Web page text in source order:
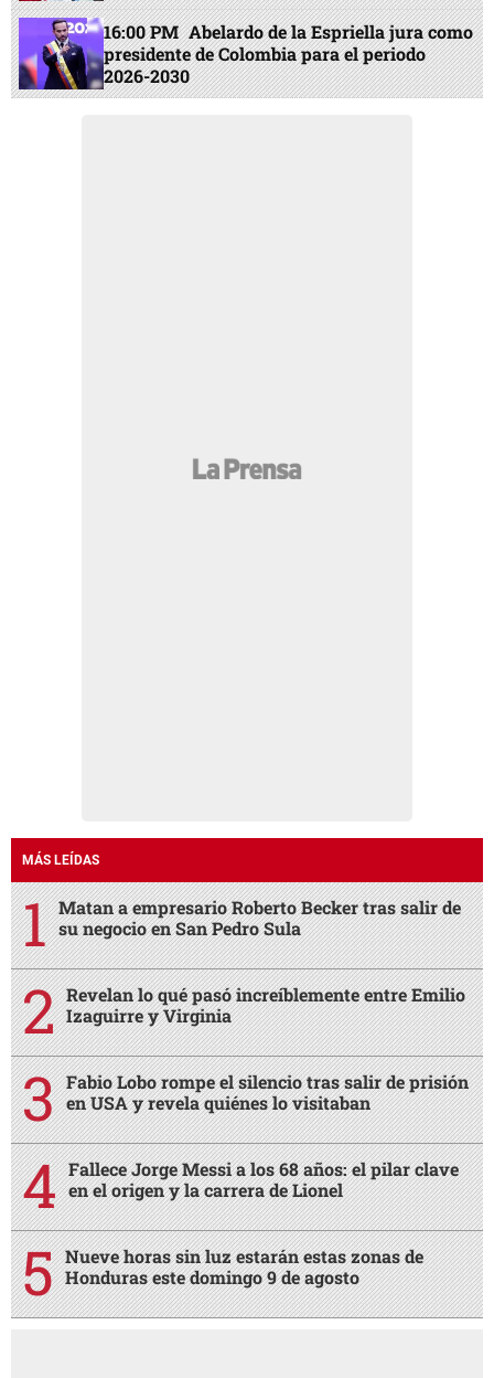
16:00 PM Abelardo de la Espriella jura como
presidente de Colombia para el periodo
2026-2030
MÁS LEÍDAS
Matan a empresario Roberto Becker tras salir de
su negocio en San Pedro Sula
Revelan lo qué pasó increíblemente entre Emilio
Izaguirre y Virginia
Fabio Lobo rompe el silencio tras salir de prisión
en USA y revela quiénes lo visitaban
Fallece Jorge Messi a los 68 años: el pilar clave
en el origen y la carrera de Lionel
Nueve horas sin luz estarán estas zonas de
Honduras este domingo 9 de agosto